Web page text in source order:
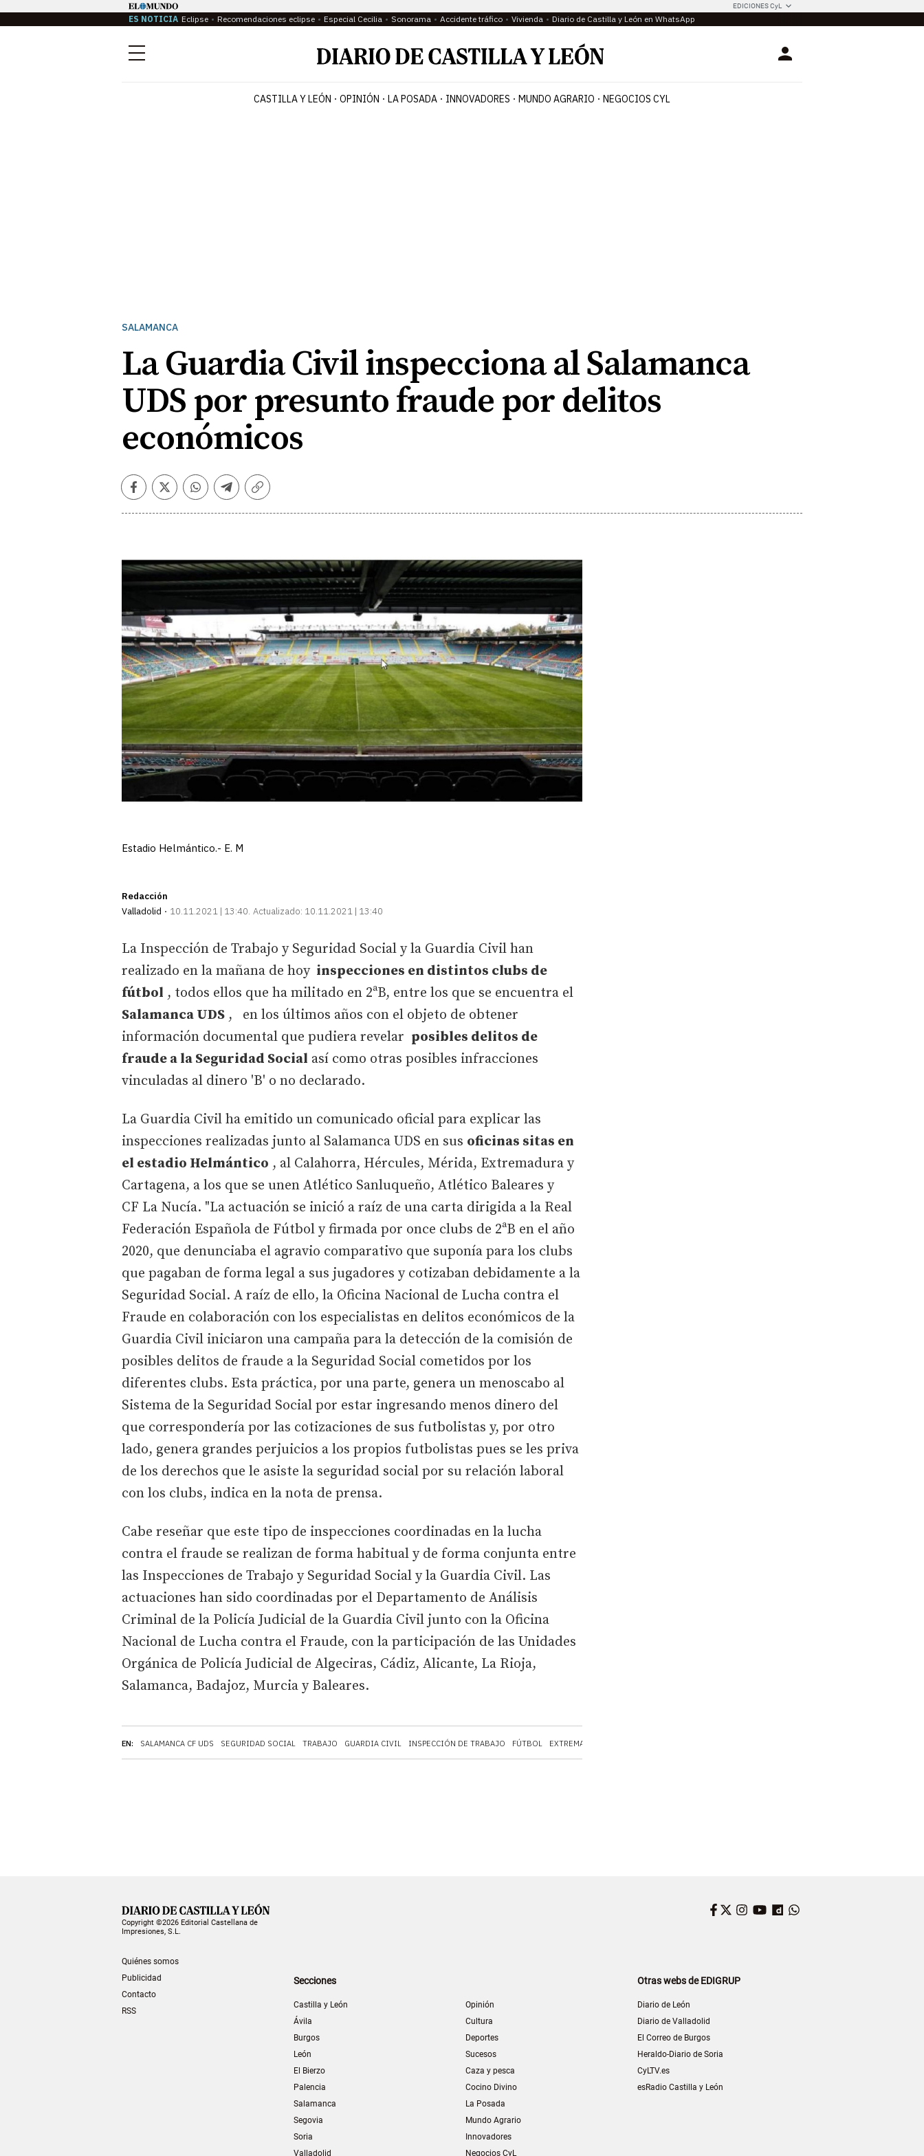
EDICIONES CyL
ES NOTICIA Eclipse Recomendaciones eclipse Especial Cecilia Sonorama Accidente tráfico Vivienda Diario de Castilla y León en WhatsApp
Menú Login
CASTILLA Y LEÓN OPINIÓN LA POSADA INNOVADORES MUNDO AGRARIO NEGOCIOS CYL
SALAMANCA
La Guardia Civil inspecciona al Salamanca
UDS por presunto fraude por delitos
económicos
Facebook
TwitterWhatsapp
Telegram
Copiar
Estadio Helmántico.- E. M
Redacción
Valladolid
10.11.2021 | 13:40 Actualizado: 10.11.2021 | 13:40
EN: SALAMANCA CF UDS SEGURIDAD SOCIAL TRABAJO GUARDIA CIVIL INSPECCIÓN DE TRABAJO FÚTBOL EXTREMADURA
La Inspección de Trabajo y Seguridad Social y la Guardia Civil han
realizado en la mañana de hoy inspecciones en distintos clubs de
fútbol , todos ellos que ha militado en 2ªB, entre los que se encuentra el
Salamanca UDS , en los últimos años con el objeto de obtener
información documental que pudiera revelar posibles delitos de
fraude a la Seguridad Social así como otras posibles infracciones
vinculadas al dinero 'B' o no declarado.
La Guardia Civil ha emitido un comunicado oficial para explicar las
inspecciones realizadas junto al Salamanca UDS en sus oficinas sitas en
el estadio Helmántico , al Calahorra, Hércules, Mérida, Extremadura y
Cartagena, a los que se unen Atlético Sanluqueño, Atlético Baleares y
CF La Nucía. "La actuación se inició a raíz de una carta dirigida a la Real
Federación Española de Fútbol y firmada por once clubs de 2ªB en el año
2020, que denunciaba el agravio comparativo que suponía para los clubs
que pagaban de forma legal a sus jugadores y cotizaban debidamente a la
Seguridad Social. A raíz de ello, la Oficina Nacional de Lucha contra el
Fraude en colaboración con los especialistas en delitos económicos de la
Guardia Civil iniciaron una campaña para la detección de la comisión de
posibles delitos de fraude a la Seguridad Social cometidos por los
diferentes clubs. Esta práctica, por una parte, genera un menoscabo al
Sistema de la Seguridad Social por estar ingresando menos dinero del
que correspondería por las cotizaciones de sus futbolistas y, por otro
lado, genera grandes perjuicios a los propios futbolistas pues se les priva
de los derechos que le asiste la seguridad social por su relación laboral
con los clubs, indica en la nota de prensa.
Cabe reseñar que este tipo de inspecciones coordinadas en la lucha
contra el fraude se realizan de forma habitual y de forma conjunta entre
las Inspecciones de Trabajo y Seguridad Social y la Guardia Civil. Las
actuaciones han sido coordinadas por el Departamento de Análisis
Criminal de la Policía Judicial de la Guardia Civil junto con la Oficina
Nacional de Lucha contra el Fraude, con la participación de las Unidades
Orgánica de Policía Judicial de Algeciras, Cádiz, Alicante, La Rioja,
Salamanca, Badajoz, Murcia y Baleares.
Copyright ©2026 Editorial Castellana de
Impresiones, S.L.
Quiénes somos
Publicidad
Contacto
RSS
Facebook
Twitter
Instagram
YouTube
Dailymotion
Secciones
Castilla y León
Ávila
Burgos
León
El Bierzo
Palencia
Salamanca
Segovia
Soria
Valladolid
Opinión
Cultura
Deportes
Sucesos
Caza y pesca
Cocino Divino
La Posada
Mundo Agrario
Innovadores
Negocios CyL
Otras webs de EDIGRUP
Diario de León
Diario de Valladolid
El Correo de Burgos
Heraldo-Diario de Soria
CyLTV.es
esRadio Castilla y León